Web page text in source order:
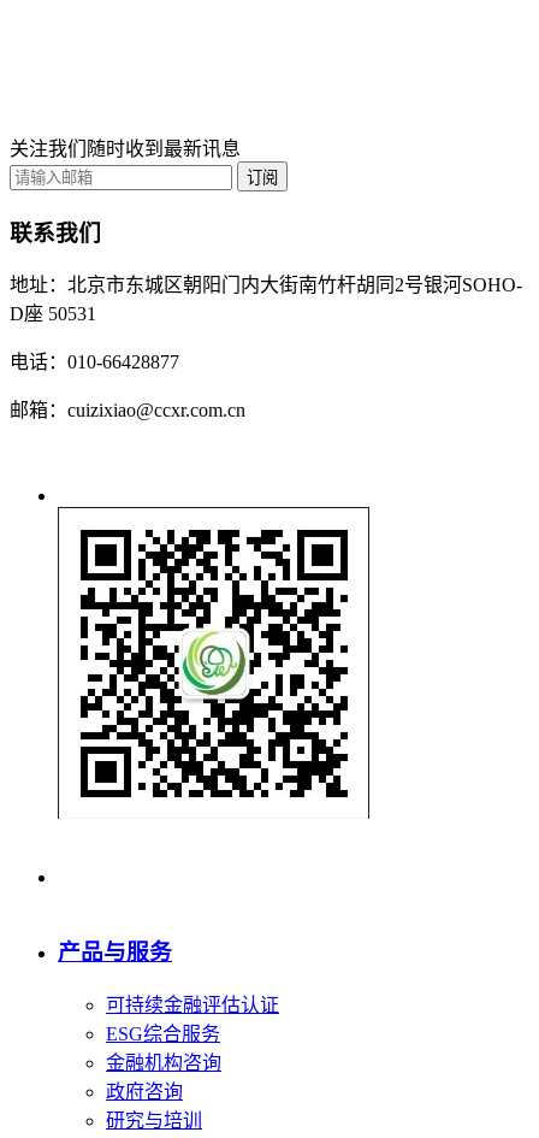
关注我们随时收到最新讯息
订阅
联系我们
地址：北京市东城区朝阳门内大街南竹杆胡同2号银河SOHO-
D座 50531
电话：010-66428877
邮箱：cuizixiao@ccxr.com.cn
产品与服务
可持续金融评估认证
ESG综合服务
金融机构咨询
政府咨询
研究与培训